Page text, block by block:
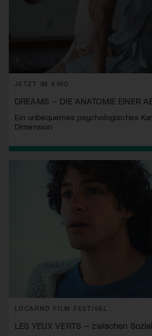
JETZT IM KINO
DREAMS – DIE ANATOMIE EINER
Ein unbequemes psychologisches
Dimension
LOCARNO FILM FESTIVAL
LES YEUX VERTS – zwischen